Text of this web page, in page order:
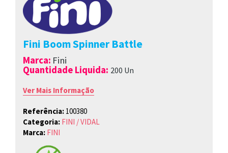
Fini Boom Spinner Battle
Marca: Fini
Quantidade Liquida: 200 Un
Ver Mais Informação
Referência: 100380
Categoria: FINI / VIDAL
Marca: FINI